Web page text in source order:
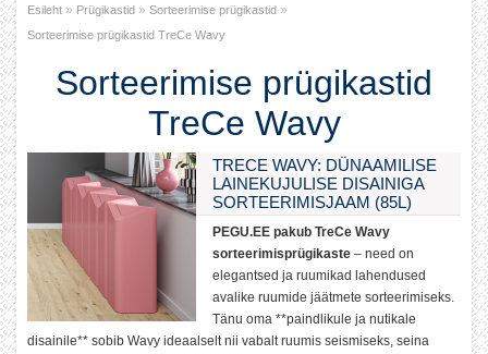
Esileht » Prügikastid » Sorteerimise prügikastid »
Sorteerimise prügikastid TreCe Wavy
Sorteerimise prügikastid
TreCe Wavy
TRECE WAVY: DÜNAAMILISE
LAINEKUJULISE DISAINIGA
SORTEERIMISJAAM (85L)
PEGU.EE pakub TreCe Wavy
sorteerimisprügikaste – need on
elegantsed ja ruumikad lahendused
avalike ruumide jäätmete sorteerimiseks.
Tänu oma **paindlikule ja nutikale
disainile** sobib Wavy ideaalselt nii vabalt ruumis seismiseks, seina